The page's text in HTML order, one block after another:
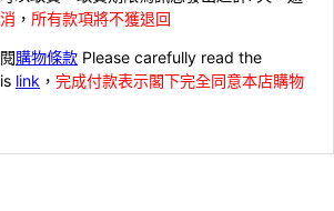
， 所有款項將不獲退回
購物條款 Please carefully read the
link ， 完成付款表示閣下完全同意本店購物